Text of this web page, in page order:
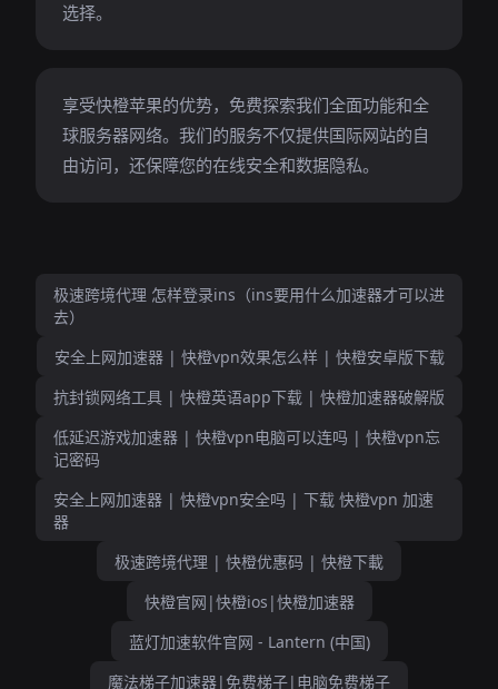
选择。
享受快橙苹果的优势，免费探索我们全面功能和全
球服务器网络。我们的服务不仅提供国际网站的自
由访问，还保障您的在线安全和数据隐私。
极速跨境代理 怎样登录ins（ins要用什么加速器才可以进
去）
安全上网加速器 | 快橙vpn效果怎么样 | 快橙安卓版下载
抗封锁网络工具 | 快橙英语app下载 | 快橙加速器破解版
低延迟游戏加速器 | 快橙vpn电脑可以连吗 | 快橙vpn忘
记密码
安全上网加速器 | 快橙vpn安全吗 | 下载 快橙vpn 加速
器
极速跨境代理 | 快橙优惠码 | 快橙下載
快橙官网|快橙ios|快橙加速器
蓝灯加速软件官网 - Lantern (中国)
魔法梯子加速器|免费梯子|电脑免费梯子